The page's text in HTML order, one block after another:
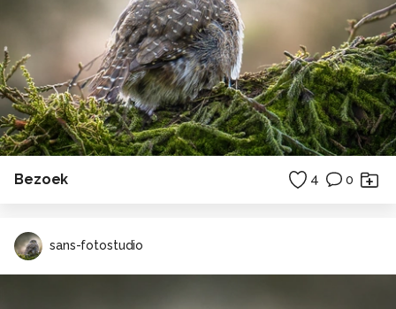
Bezoek 4 0
sans-fotostudio